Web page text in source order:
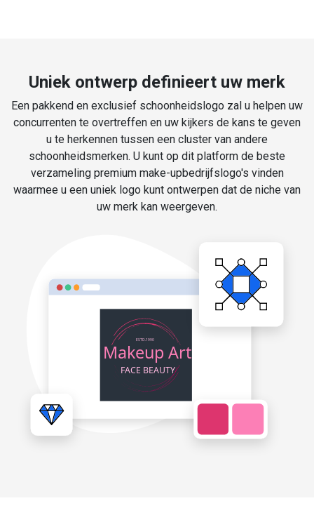
Uniek ontwerp definieert uw merk
Een pakkend en exclusief schoonheidslogo zal u helpen uw
concurrenten te overtreffen en uw kijkers de kans te geven
u te herkennen tussen een cluster van andere
schoonheidsmerken. U kunt op dit platform de beste
verzameling premium make-upbedrijfslogo's vinden
waarmee u een uniek logo kunt ontwerpen dat de niche van
uw merk kan weergeven.